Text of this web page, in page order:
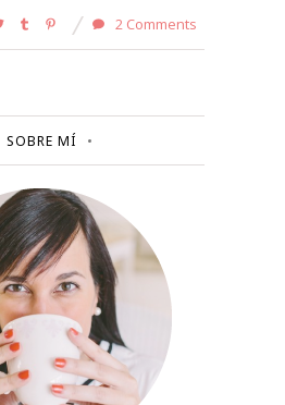
2 Comments
SOBRE MÍ